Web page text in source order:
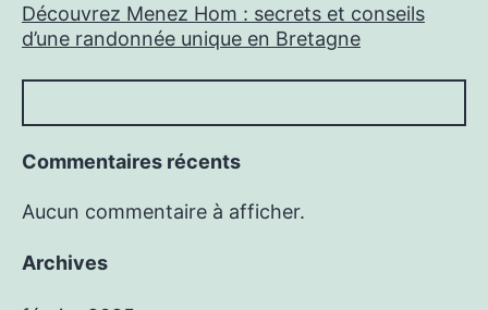
Découvrez Menez Hom : secrets et conseils
d’une randonnée unique en Bretagne
Commentaires récents
Aucun commentaire à afficher.
Archives